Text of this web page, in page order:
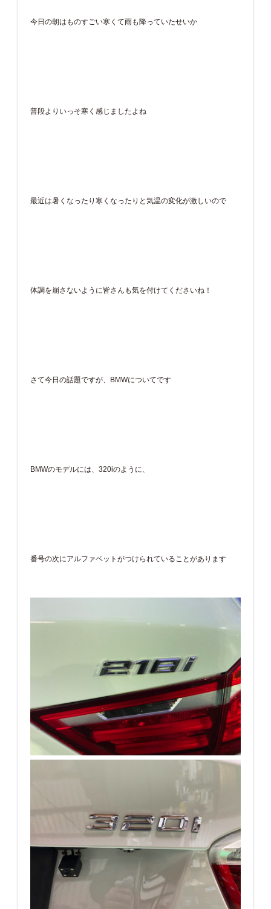
今日の朝はものすごい寒くて雨も降っていたせいか
普段よりいっそ寒く感じましたよね
最近は暑くなったり寒くなったりと気温の変化が激しいので
体調を崩さないように皆さんも気を付けてくださいね！
さて今日の話題ですが、BMWについてです
BMWのモデルには、320iのように、
番号の次にアルファベットがつけられていることがあります